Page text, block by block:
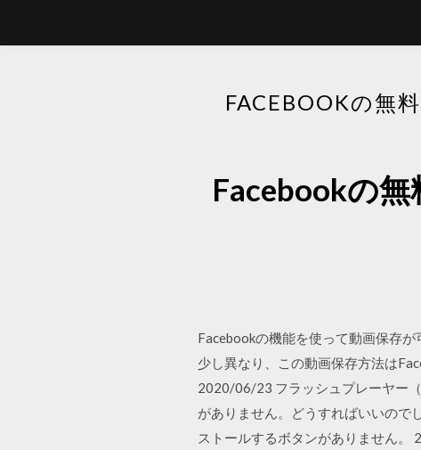
FACEBOOKの無
Facebookの
Facebookの機能を使って動画保存
少し異なり、この動画保存方法は
2020/06/23 フラッシュプレーヤー
がありません。どうすればいいので
ストールするボタンがありません